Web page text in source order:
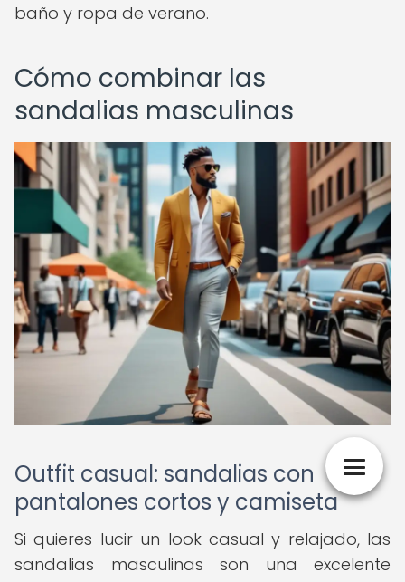
baño y ropa de verano.
Cómo combinar las
sandalias masculinas
Outfit casual: sandalias con
pantalones cortos y camiseta
Si quieres lucir un look casual y relajado, las
sandalias masculinas son una excelente